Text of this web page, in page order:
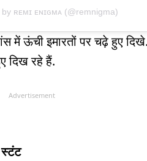
ʀᴇᴍɪ ᴇɴɪɢᴍᴀ (@remnigma)
में ऊंची इमारतों पर चढ़े हुए
दिख रहे हैं.
Advertisement